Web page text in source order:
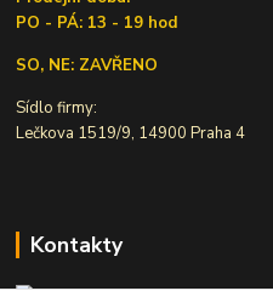
PO - PÁ: 13 - 19 hod
SO, NE: ZAVŘENO
Sídlo firmy:
Lečkova 1519/9, 14900 Praha 4
Kontakty